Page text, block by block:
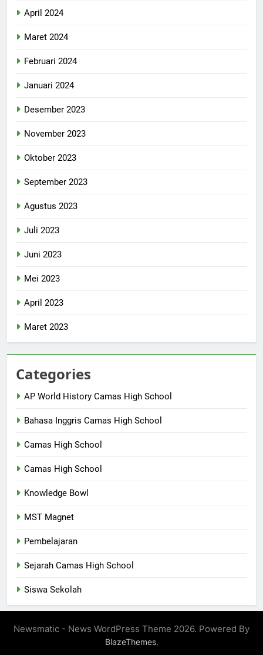
April 2024
Maret 2024
Februari 2024
Januari 2024
Desember 2023
November 2023
Oktober 2023
September 2023
Agustus 2023
Juli 2023
Juni 2023
Mei 2023
April 2023
Maret 2023
Categories
AP World History Camas High School
Bahasa Inggris Camas High School
Camas High School
Camas High School
Knowledge Bowl
MST Magnet
Pembelajaran
Sejarah Camas High School
Siswa Sekolah
Newsmatic - News WordPress Theme 2026. Powered By
BlazeThemes.